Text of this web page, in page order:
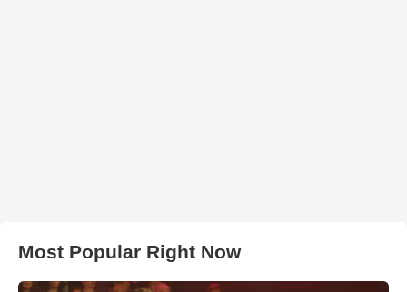
Most Popular Right Now